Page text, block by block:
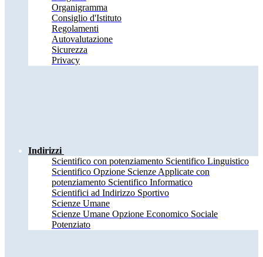
Organigramma
Consiglio d'Istituto
Regolamenti
Autovalutazione
Sicurezza
Privacy
Indirizzi
Scientifico con potenziamento Scientifico Linguistico
Scientifico Opzione Scienze Applicate con
potenziamento Scientifico Informatico
Scientifici ad Indirizzo Sportivo
Scienze Umane
Scienze Umane Opzione Economico Sociale
Potenziato